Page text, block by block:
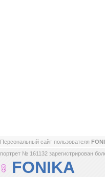
Персональный сайт пользователя
портрет № 161132 зарегистрирован
FONIKA